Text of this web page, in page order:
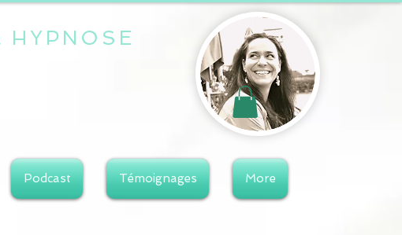
HYPNOSE
Podcast Témoignages More